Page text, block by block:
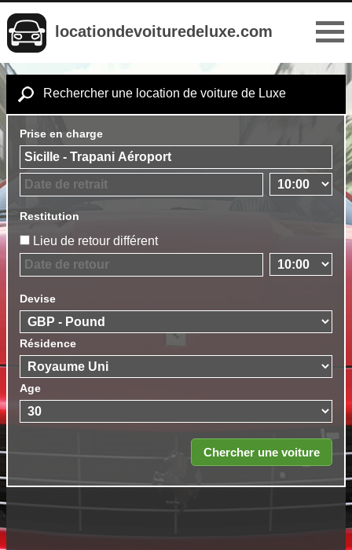
locationdevoituredeluxe.com
Rechercher une location de voiture de Luxe
Prise en charge
Restitution
Lieu de retour différent
Devise
Résidence
Age